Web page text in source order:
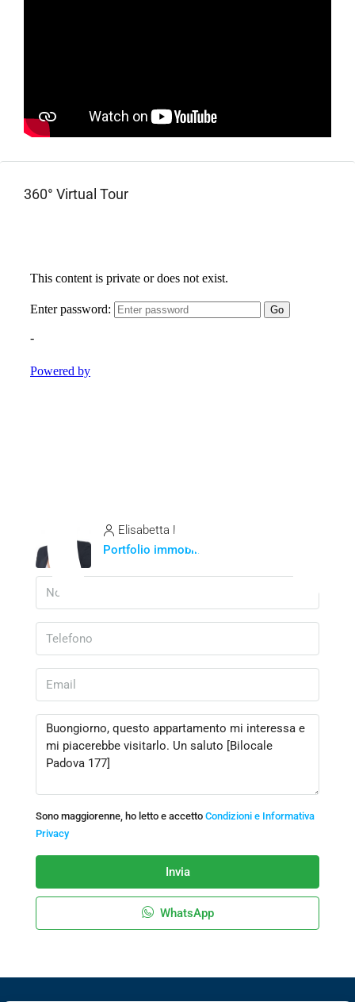
360° Virtual Tour
Elisabetta Lodato
Portfolio immobili
Sono maggiorenne, ho letto e accetto Condizioni e Informativa
Privacy
Invia
WhatsApp